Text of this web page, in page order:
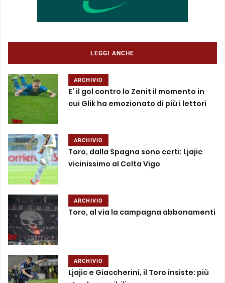
LEGGI ANCHE
ARCHIVIO
E’ il gol contro lo Zenit il momento in
cui Glik ha emozionato di più i lettori
ARCHIVIO
Toro, dalla Spagna sono certi: Ljajic
vicinissimo al Celta Vigo
ARCHIVIO
Toro, al via la campagna abbonamenti
ARCHIVIO
Ljajic e Giaccherini, il Toro insiste: più